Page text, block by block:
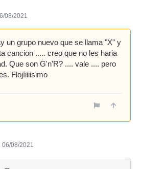
08/2021
un grupo nuevo que se llama "X" y
cancion ..... creo que no les haria
Que son G'n'R? .... vale .... pero
Flojíiiiisimo
06/08/2021